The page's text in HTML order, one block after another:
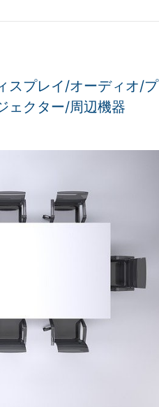
スプレイ/オーディオ/プ
ェクター/周辺機器